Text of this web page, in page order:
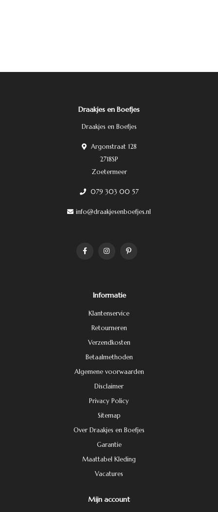
Draakjes en Boefjes
Draakjes en Boefjes
Argonstraat 128
2718SP
Zoetermeer
079 303 00 57
info@draakjesenboefjes.nl
Informatie
Klantenservice
Retourneren
Verzendkosten
Betaalmethoden
Algemene voorwaarden
Disclaimer
Privacy Policy
Sitemap
Over Draakjes en Boefjes
Garantie
Maattabel Kleding
Vacatures
Mijn account